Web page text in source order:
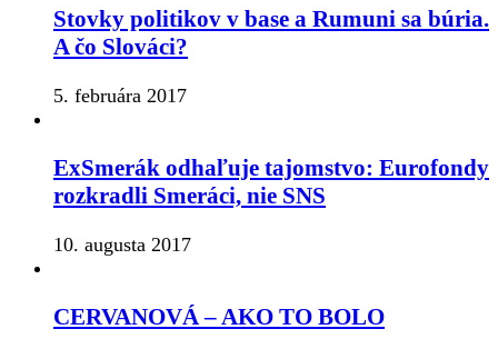
Stovky politikov v base a Rumuni sa búria.
A čo Slováci?
5. februára 2017
ExSmerák odhaľuje tajomstvo: Eurofondy
rozkradli Smeráci, nie SNS
10. augusta 2017
CERVANOVÁ – AKO TO BOLO